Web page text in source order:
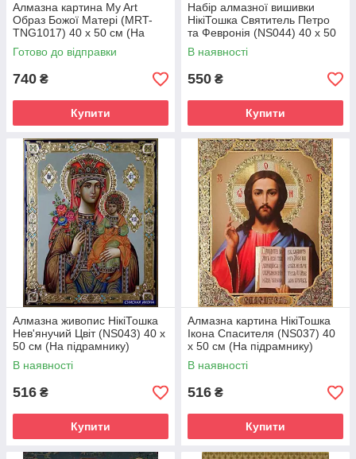
Алмазна картина My Art
Образ Божої Матері (MRT-
TNG1017) 40 х 50 см (На
підрамнику)
Готово до відправки
740 ₴
Купити
Набір алмазної вишивки
НікіТошка Святитель Петро
та Февронія (NS044) 40 х 50
см (На підрамнику)
В наявності
550 ₴
Купити
Алмазна живопис НікіТошка
Нев'янучий Цвіт (NS043) 40 х
50 см (На підрамнику)
В наявності
516 ₴
Купити
Алмазна картина НікіТошка
Ікона Спасителя (NS037) 40
х 50 см (На підрамнику)
В наявності
516 ₴
Купити